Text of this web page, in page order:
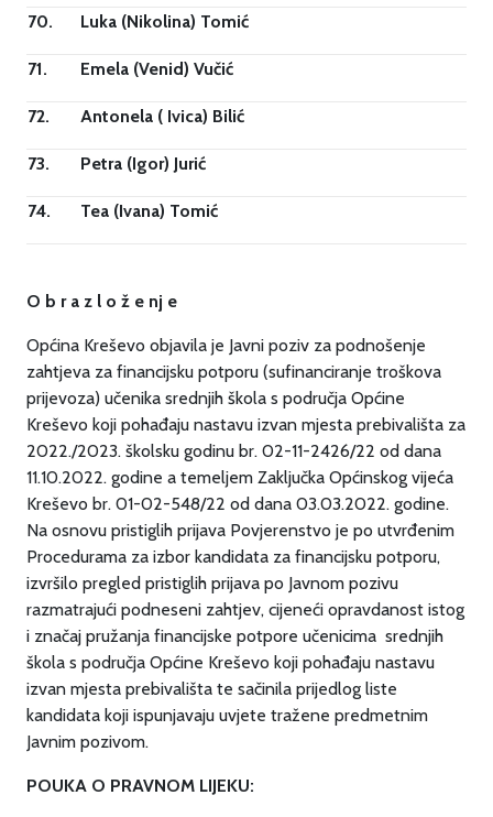
70. Luka (Nikolina) Tomić
71. Emela (Venid) Vučić
72. Antonela ( Ivica) Bilić
73. Petra (Igor) Jurić
74. Tea (Ivana) Tomić
O b r a z l o ž e nj e
Općina Kreševo objavila je Javni poziv za podnošenje
zahtjeva za financijsku potporu (sufinanciranje troškova
prijevoza) učenika srednjih škola s područja Općine
Kreševo koji pohađaju nastavu izvan mjesta prebivališta za
2022./2023. školsku godinu br. 02-11-2426/22 od dana
11.10.2022. godine a temeljem Zaključka Općinskog vijeća
Kreševo br. 01-02-548/22 od dana 03.03.2022. godine.
Na osnovu pristiglih prijava Povjerenstvo je po utvrđenim
Procedurama za izbor kandidata za financijsku potporu,
izvršilo pregled pristiglih prijava po Javnom pozivu
razmatrajući podneseni zahtjev, cijeneći opravdanost istog
i značaj pružanja financijske potpore učenicima srednjih
škola s područja Općine Kreševo koji pohađaju nastavu
izvan mjesta prebivališta te sačinila prijedlog liste
kandidata koji ispunjavaju uvjete tražene predmetnim
Javnim pozivom.
POUKA O PRAVNOM LIJEKU: